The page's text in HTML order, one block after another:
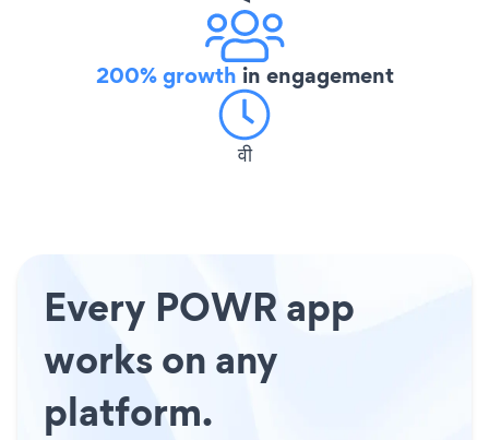
200% growth in engagement
वी
Every POWR app
works on any
platform.